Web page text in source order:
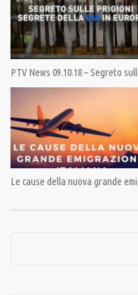
Tags:#gatti,GiuliettoChiesa,Macedonia